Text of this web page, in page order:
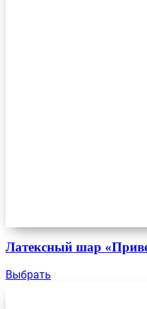
Латексный шар
Выбрать